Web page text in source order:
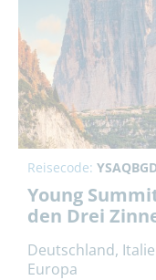
Reisecode:
Young
den Drei
Deutschland,
Europa